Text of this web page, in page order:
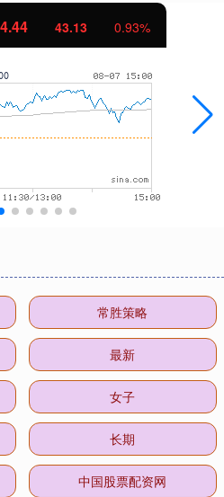
11.37 1.01%
常胜策略
最新
女子
长期
中国股票配资网